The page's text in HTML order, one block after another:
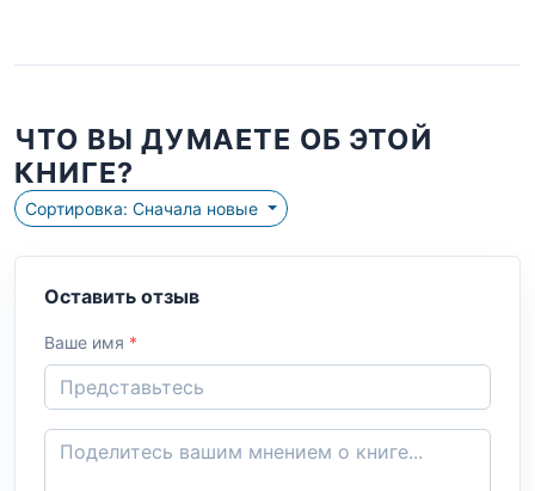
ЧТО ВЫ ДУМАЕТЕ ОБ ЭТОЙ
КНИГЕ?
Сортировка: Сначала новые
Оставить отзыв
Ваше имя *